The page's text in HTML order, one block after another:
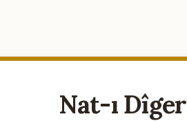
Nat-ı Dîger